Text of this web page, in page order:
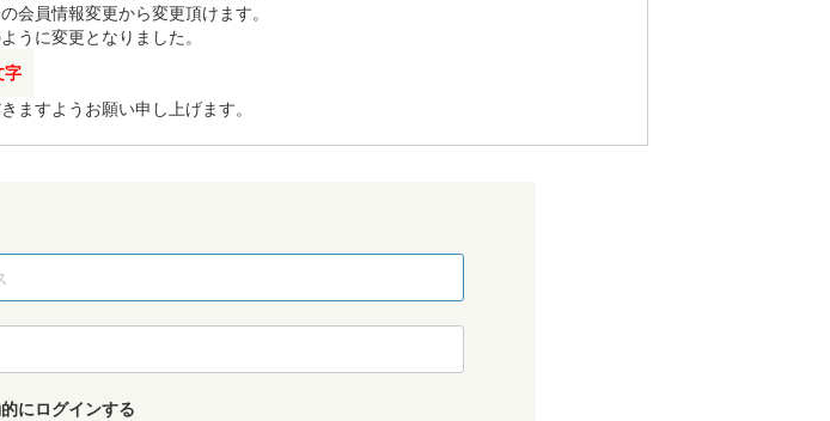
会員情報変更から変更頂けます。
うに変更となりました。
字
ますようお願い申し上げます。
にログインする